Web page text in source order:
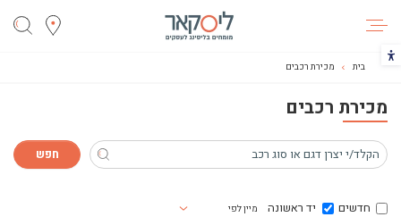
הכפתור משנה את צבעי הקונטרסט
בית מכירת רכבים
מכירת רכבים
חדשים יד ראשונה מיין לפי